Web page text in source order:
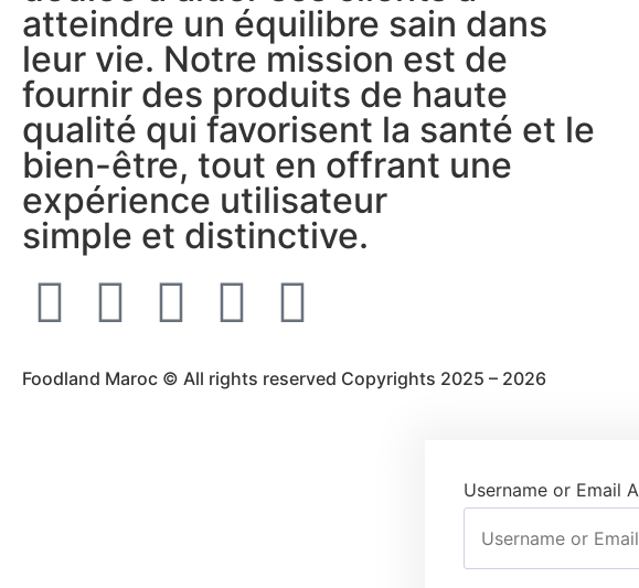
atteindre un équilibre sain dans
leur vie. Notre mission est de
fournir des produits de haute
qualité qui favorisent la santé et le
bien-être, tout en offrant une
expérience utilisateur
simple et distinctive.
Foodland Maroc © All rights reserved Copyrights 2025 – 2026
Username or Email